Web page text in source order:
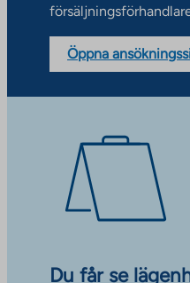
Öppna
Du får se